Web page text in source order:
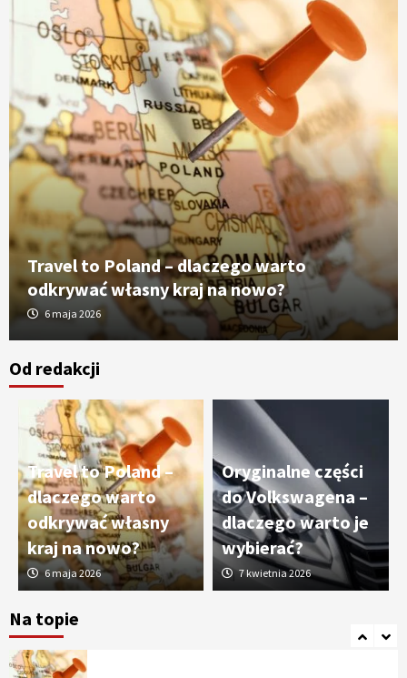
Travel to Poland – dlaczego warto
odkrywać własny kraj na nowo?
6 maja 2026
Od redakcji
Travel to Poland –
dlaczego warto
odkrywać własny
kraj na nowo?
6 maja 2026
Oryginalne części
do Volkswagena –
dlaczego warto je
wybierać?
7 kwietnia 2026
Na topie
3
nowoczesne technologie precyzyjnej
obróbki materiałów
4
Czy sztuczna inteligencja wyprze pracę
geodety w przyszłości?
5
Tworzenie aplikacji internetowych – jak